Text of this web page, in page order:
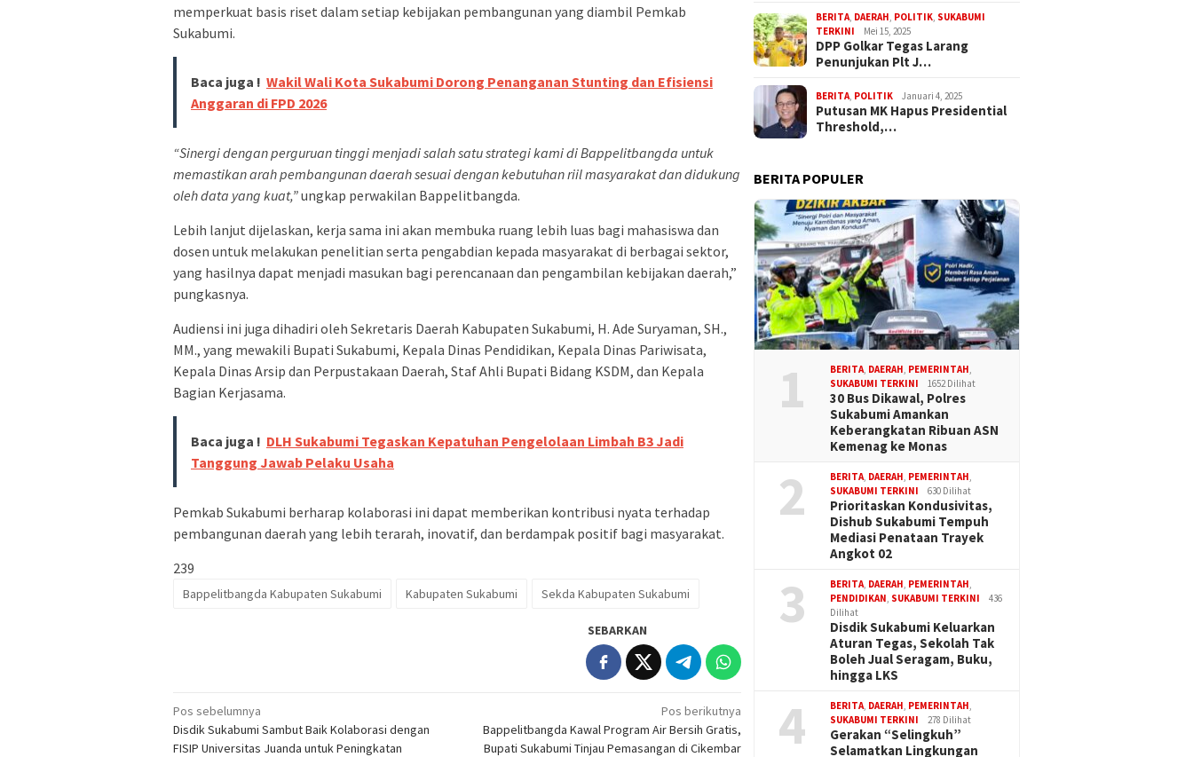
memperkuat basis riset dalam setiap kebijakan pembangunan yang diambil Pemkab
Sukabumi.
Baca juga ! Wakil Wali Kota Sukabumi Dorong Penanganan Stunting dan Efisiensi
Anggaran di FPD 2026
“Sinergi dengan perguruan tinggi menjadi salah satu strategi kami di Bappelitbangda untuk
memastikan arah pembangunan daerah sesuai dengan kebutuhan riil masyarakat dan didukung
oleh data yang kuat,”ungkap perwakilan Bappelitbangda.
Lebih lanjut dijelaskan, kerja sama ini akan membuka ruang lebih luas bagi mahasiswa dan
dosen untuk melakukan penelitian serta pengabdian kepada masyarakat di berbagai sektor,
yang hasilnya dapat menjadi masukan bagi perencanaan dan pengambilan kebijakan daerah,”
pungkasnya.
Audiensi ini juga dihadiri oleh Sekretaris Daerah Kabupaten Sukabumi, H. Ade Suryaman, SH.,
MM., yang mewakili Bupati Sukabumi, Kepala Dinas Pendidikan, Kepala Dinas Pariwisata,
Kepala Dinas Arsip dan Perpustakaan Daerah, Staf Ahli Bupati Bidang KSDM, dan Kepala
Bagian Kerjasama.
Baca juga ! DLH Sukabumi Tegaskan Kepatuhan Pengelolaan Limbah B3 Jadi
Tanggung Jawab Pelaku Usaha
Pemkab Sukabumi berharap kolaborasi ini dapat memberikan kontribusi nyata terhadap
pembangunan daerah yang lebih terarah, inovatif, dan berdampak positif bagi masyarakat.
239
Bappelitbangda Kabupaten Sukabumi Kabupaten Sukabumi Sekda Kabupaten Sukabumi
SEBARKAN
Navigasi
pos
Pos sebelumnya
Disdik Sukabumi Sambut Baik Kolaborasi dengan
FISIP Universitas Juanda untuk Peningkatan
Pos berikutnya
Bappelitbangda Kawal Program Air Bersih Gratis,
Bupati Sukabumi Tinjau Pemasangan di Cikembar
BERITA DAERAH POLITIK SUKABUMI
TERKINI
Mei 15, 2025
DPP Golkar Tegas Larang
Penunjukan Plt J…
BERITA POLITIK Januari 4, 2025
Putusan MK Hapus Presidential
Threshold,…
BERITA POPULER
1 BERITA, DAERAH, PEMERINTAH,
SUKABUMI TERKINI
1652 Dilihat
30 Bus Dikawal, Polres
Sukabumi Amankan
Keberangkatan Ribuan ASN
Kemenag ke Monas
2 BERITA, DAERAH, PEMERINTAH,
SUKABUMI TERKINI
630 Dilihat
Prioritaskan Kondusivitas,
Dishub Sukabumi Tempuh
Mediasi Penataan Trayek
Angkot 02
3 BERITA, DAERAH, PEMERINTAH,
PENDIDIKAN, SUKABUMI TERKINI
436
Dilihat
Disdik Sukabumi Keluarkan
Aturan Tegas, Sekolah Tak
Boleh Jual Seragam, Buku,
hingga LKS
4 BERITA, DAERAH, PEMERINTAH,
SUKABUMI TERKINI
278 Dilihat
Gerakan “Selingkuh”
Selamatkan Lingkungan